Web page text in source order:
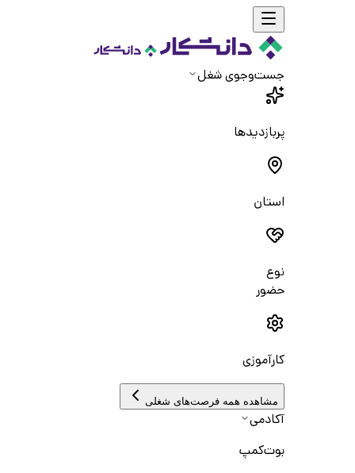
جست‌و‌جوی شغل
پربازدیدها
استان
نوع
حضور
کارآموزی
مشاهده همه فرصت‌های شغلی
آکادمی
بوت‌کمپ